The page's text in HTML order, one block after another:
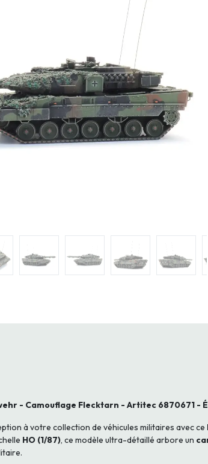
- Camouflage Flecktarn - Artitec 6870671 -
à votre collection de véhicules militaires avec ce
HO (1/87), ce modèle ultra-détaillé arbore un